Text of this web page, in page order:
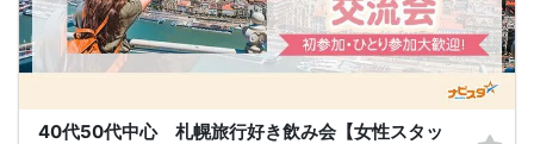
40代50代中心 札幌旅行好き飲み会【女性スタッ